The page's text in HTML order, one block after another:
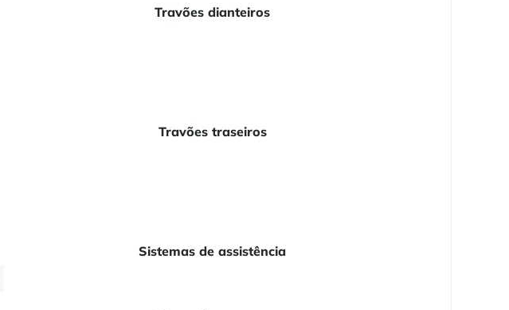
Travões dianteiros
Travões traseiros
Sistemas de assistência